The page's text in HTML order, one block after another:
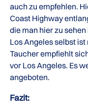
auch zu empfehlen.
Coast Highway
die man hier zu
Los Angeles selbst
Taucher empfiehlt
vor Los Angeles. Es
angeboten.
Fazit: